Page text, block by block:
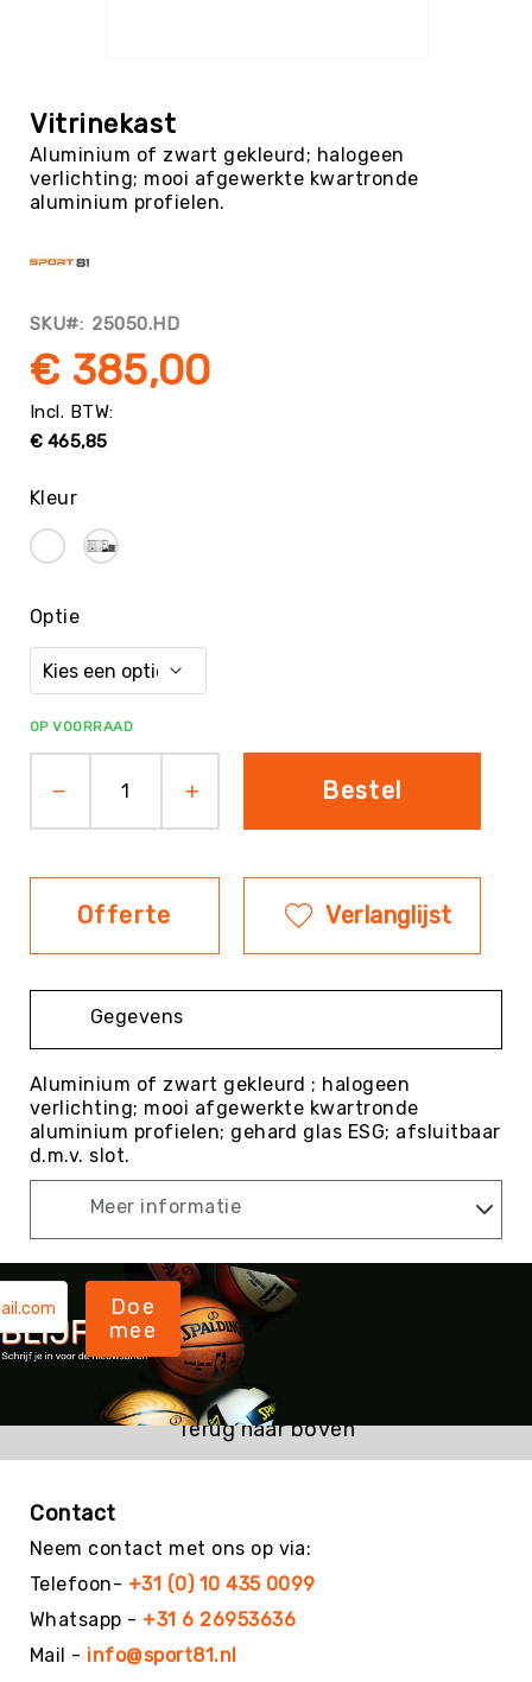
Basketbal
Beachvolleybal
Boksen
Cricket
Floorball
Frisbee
&
Golf
Honk-
&
de
Boules
KanJam
Kin-
Ball
&
Omnikin®
Klimmen
Knotshockey
Lacrosse
Mountainbiken
(MTB)
Oriëntatie
Padel
Pickleball
Poull
Ball
Roundnet
Rugby
Scouting/Outdoor
het
begin
van
de
afbeeldingen-
Vitrinekast
Aluminium of zwart gekleurd; halogeen
verlichting; mooi afgewerkte kwartronde
aluminium profielen.
SKU 25050.HD
€ 465,85
€ 385,00
Kleur
Optie
OP VOORRAAD
Bestel
Offerte Verlanglijst
Gegevens
Aluminium of zwart gekleurd ; halogeen
verlichting; mooi afgewerkte kwartronde
aluminium profielen; gehard glas ESG; afsluitbaar
d.m.v. slot.
Meer informatie
Doe
mee
Terug naar boven
Contact
Neem contact met ons op via:
Telefoon- +31 (0) 10 435 0099
Whatsapp - +31 6 26953636
Mail - info@sport81.nl